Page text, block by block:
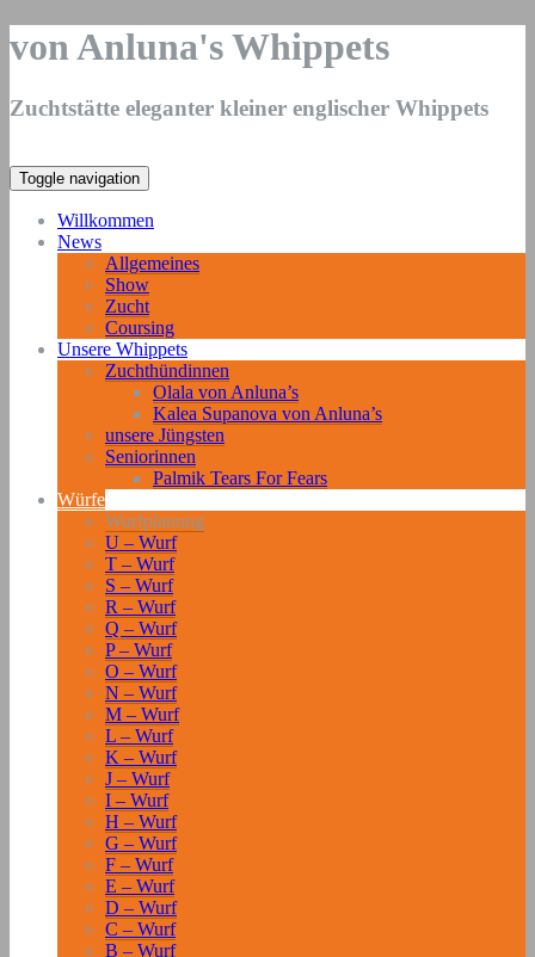
von Anluna's Whippets
Zuchtstätte eleganter kleiner englischer Whippets
Toggle navigation
Willkommen
News
Allgemeines
Show
Zucht
Coursing
Unsere Whippets
Zuchthündinnen
Olala von Anluna’s
Kalea Supanova von Anluna’s
unsere Jüngsten
Seniorinnen
Palmik Tears For Fears
Würfe
Wurfplanung
U – Wurf
T – Wurf
S – Wurf
R – Wurf
Q – Wurf
P – Wurf
O – Wurf
N – Wurf
M – Wurf
L – Wurf
K – Wurf
J – Wurf
I – Wurf
H – Wurf
G – Wurf
F – Wurf
E – Wurf
D – Wurf
C – Wurf
B – Wurf